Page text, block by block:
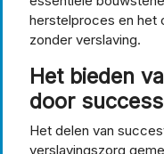
herstelproces en het
zonder verslaving.
Het bieden
door
Het delen van
verslavingszorg